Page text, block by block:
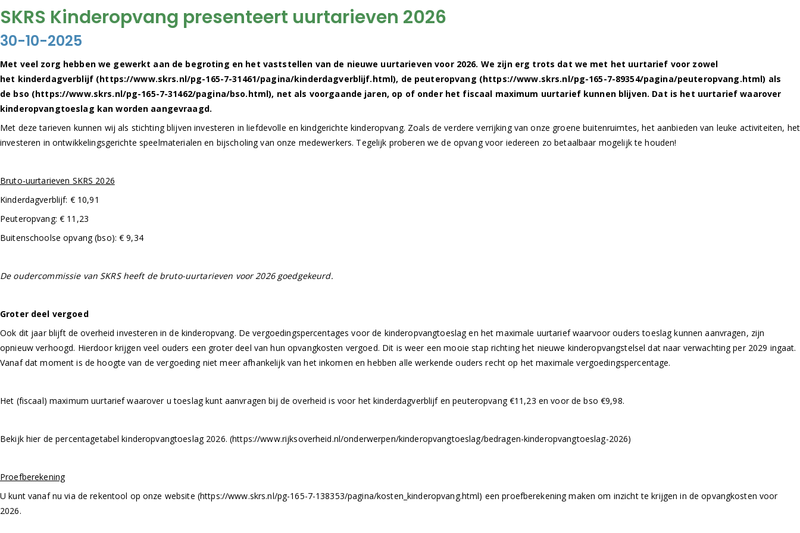
SKRS Kinderopvang presenteert uurtarieven 2026
30-10-2025
Met veel zorg hebben we gewerkt aan de begroting en het vaststellen van de nieuwe uurtarieven voor 2026. We zijn erg trots dat we met het uurtarief voor zowel
het kinderdagverblijf (https://www.skrs.nl/pg-165-7-31461/pagina/kinderdagverblijf.html), de peuteropvang (https://www.skrs.nl/pg-165-7-89354/pagina/peuteropvang.html) als
de bso (https://www.skrs.nl/pg-165-7-31462/pagina/bso.html), net als voorgaande jaren, op of onder het fiscaal maximum uurtarief kunnen blijven. Dat is het uurtarief waarover
kinderopvangtoeslag kan worden aangevraagd.
Met deze tarieven kunnen wij als stichting blijven investeren in liefdevolle en kindgerichte kinderopvang. Zoals de verdere verrijking van onze groene buitenruimtes, het aanbieden van leuke activiteiten, het
investeren in ontwikkelingsgerichte speelmaterialen en bijscholing van onze medewerkers. Tegelijk proberen we de opvang voor iedereen zo betaalbaar mogelijk te houden!
Bruto-uurtarieven SKRS 2026
Kinderdagverblijf: € 10,91
Peuteropvang: € 11,23
Buitenschoolse opvang (bso): € 9,34
De oudercommissie van SKRS heeft de bruto-uurtarieven voor 2026 goedgekeurd.
Groter deel vergoed
Ook dit jaar blijft de overheid investeren in de kinderopvang. De vergoedingspercentages voor de kinderopvangtoeslag en het maximale uurtarief waarvoor ouders toeslag kunnen aanvragen, zijn
opnieuw verhoogd. Hierdoor krijgen veel ouders een groter deel van hun opvangkosten vergoed. Dit is weer een mooie stap richting het nieuwe kinderopvangstelsel dat naar verwachting per 2029 ingaat.
Vanaf dat moment is de hoogte van de vergoeding niet meer afhankelijk van het inkomen en hebben alle werkende ouders recht op het maximale vergoedingspercentage.
Het (fiscaal) maximum uurtarief waarover u toeslag kunt aanvragen bij de overheid is voor het kinderdagverblijf en peuteropvang €11,23 en voor de bso €9,98.
Bekijk hier de percentagetabel kinderopvangtoeslag 2026. (https://www.rijksoverheid.nl/onderwerpen/kinderopvangtoeslag/bedragen-kinderopvangtoeslag-2026)
Proefberekening
U kunt vanaf nu via de rekentool op onze website (https://www.skrs.nl/pg-165-7-138353/pagina/kosten_kinderopvang.html) een proefberekening maken om inzicht te krijgen in de opvangkosten voor
2026.